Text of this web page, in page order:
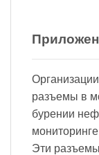
разъемы в
бурении
Эти